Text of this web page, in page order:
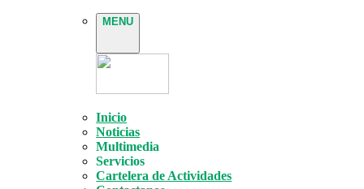
MENU
Inicio
Noticias
Multimedia
Servicios
Cartelera de Actividades